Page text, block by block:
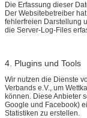
Die Erfassung dieser
Der Websitebetreiber
fehlerfreien Darstellung
die Server-Log-Files
4. Plugins und Tools
Wir nutzen die Dienste
Verbands e.V., um
können. Diese Anbieter
Google und Facebook)
Statistiken zu erstellen.